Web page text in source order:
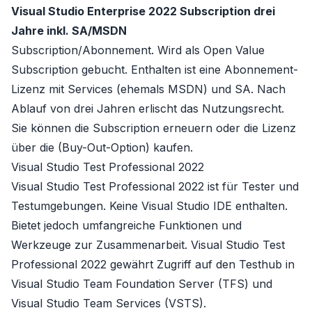
Visual Studio Enterprise 2022 Subscription drei
Jahre inkl. SA/MSDN
Subscription/Abonnement. Wird als Open Value
Subscription gebucht. Enthalten ist eine Abonnement-
Lizenz mit Services (ehemals MSDN) und SA. Nach
Ablauf von drei Jahren erlischt das Nutzungsrecht.
Sie können die Subscription erneuern oder die Lizenz
über die (Buy-Out-Option) kaufen.
Visual Studio Test Professional 2022
Visual Studio Test Professional 2022 ist für Tester und
Testumgebungen. Keine Visual Studio IDE enthalten.
Bietet jedoch umfangreiche Funktionen und
Werkzeuge zur Zusammenarbeit. Visual Studio Test
Professional 2022 gewährt Zugriff auf den Testhub in
Visual Studio Team Foundation Server (TFS) und
Visual Studio Team Services (VSTS).